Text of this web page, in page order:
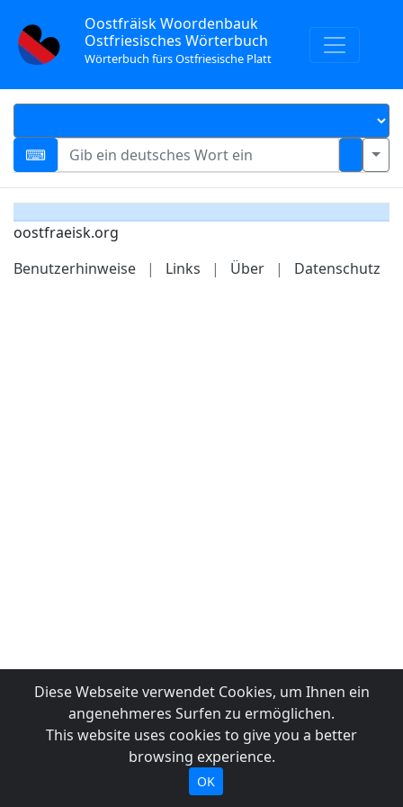
Oostfräisk Woordenbauk
Ostfriesisches Wörterbuch
Wörterbuch fürs Ostfriesische Platt
oostfraeisk.org
Benutzerhinweise
| Links | Über | Datenschutz
Diese Webseite verwendet Cookies, um Ihnen ein
angenehmeres Surfen zu ermöglichen.
This website uses cookies to give you a better
browsing experience.
OK